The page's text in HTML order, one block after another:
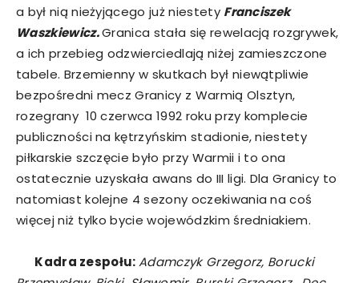
a był nią nieżyjącego już niestety Franciszek
Waszkiewicz.Granica stała się rewelacją rozgrywek,
a ich przebieg odzwierciedlają niżej zamieszczone
tabele. Brzemienny w skutkach był niewątpliwie
bezpośredni mecz Granicy z Warmią Olsztyn,
rozegrany 10 czerwca 1992 roku przy komplecie
publiczności na kętrzyńskim stadionie, niestety
piłkarskie szczęcie było przy Warmii i to ona
ostatecznie uzyskała awans do III ligi. Dla Granicy to
natomiast kolejne 4 sezony oczekiwania na coś
więcej niż tylko bycie wojewódzkim średniakiem.
Kadra zespołu:Adamczyk Grzegorz, Borucki